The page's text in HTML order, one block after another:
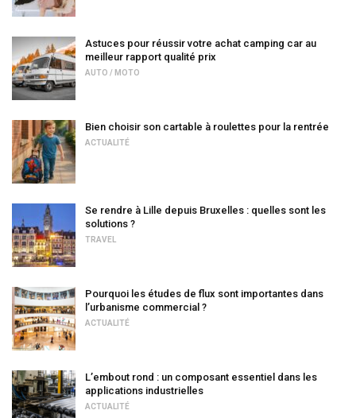
Astuces pour réussir votre achat camping car au
meilleur rapport qualité prix
AUTO / MOTO
Bien choisir son cartable à roulettes pour la rentrée
ACTUALITÉ
Se rendre à Lille depuis Bruxelles : quelles sont les
solutions ?
TRAVEL
Pourquoi les études de flux sont importantes dans
l’urbanisme commercial ?
ACTUALITÉ
L’embout rond : un composant essentiel dans les
applications industrielles
ACTUALITÉ